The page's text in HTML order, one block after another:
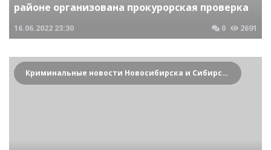
районе организована прокурорская проверка
16.06.2022 23:30 0 2691
Криминальные новости Новосибирска и Сибирского региона